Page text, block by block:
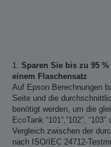
1. Sparen Sie bis zu 95
einem Flaschensatz
Auf Epson Berechnungen
Seite und die
benötigt werden, um die
EcoTank “101”,”102”,
Vergleich zwischen der
nach ISO/IEC 24712-